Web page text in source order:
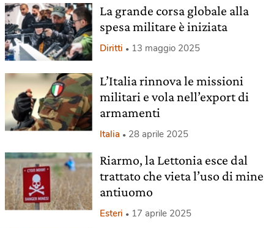
La grande corsa globale alla
spesa militare è iniziata
Diritti 13 maggio 2025
L’Italia rinnova le missioni
militari e vola nell’export di
armamenti
Italia 28 aprile 2025
Riarmo, la Lettonia esce dal
trattato che vieta l’uso di mine
antiuomo
Esteri 17 aprile 2025